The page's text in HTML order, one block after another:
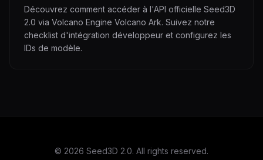
Découvrez comment accéder à l'API officielle Seed3D
2.0 via Volcano Engine Volcano Ark. Suivez notre
checklist d'intégration développeur et configurez les
IDs de modèle.
© 2026 Seed3D 2.0. All rights reserved.